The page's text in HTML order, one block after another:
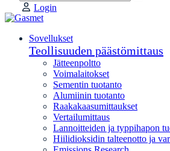
Login
Sovellukset
Teollisuuden päästömittaus
Jätteenpoltto
Voimalaitokset
Sementin tuotanto
Alumiinin tuotanto
Raakakaasumittaukset
Vertailumittaus
Lannoitteiden ja typpihapon
Hiilidioksidin talteenotto ja